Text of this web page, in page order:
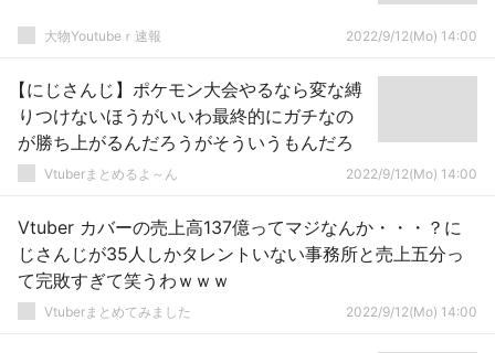
大物Youtubeｒ速報 2022/9/12(Mo) 14:00
【にじさんじ】ポケモン大会やるなら変な縛
りつけないほうがいいわ最終的にガチなの
が勝ち上がるんだろうがそういうもんだろ
Vtuberまとめるよ～ん 2022/9/12(Mo) 14:00
Vtuber カバーの売上高137億ってマジなんか・・・？に
じさんじが35人しかタレントいない事務所と売上五分っ
て完敗すぎて笑うわｗｗｗ
Vtuberまとめてみました 2022/9/12(Mo) 14:00